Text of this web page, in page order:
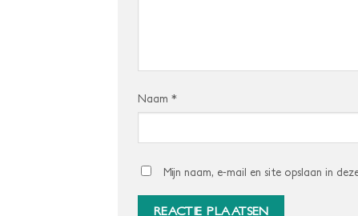
Naam *
Mijn naam, e-mail en site opslaan in